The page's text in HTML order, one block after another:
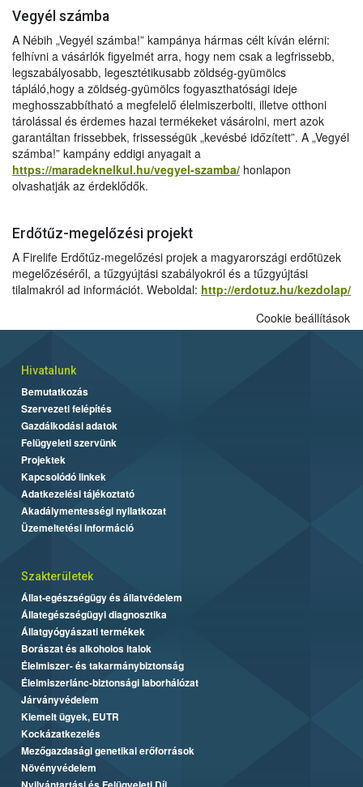
Vegyél számba
A Nébih „Vegyél számba!” kampánya hármas célt kíván elérni:
felhívni a vásárlók figyelmét arra, hogy nem csak a legfrissebb,
legszabályosabb, legesztétikusabb zöldség-gyümölcs
tápláló,hogy a zöldség-gyümölcs fogyaszthatósági ideje
meghosszabbítható a megfelelő élelmiszerbolti, illetve otthoni
tárolással és érdemes hazai termékeket vásárolni, mert azok
garantáltan frissebbek, frissességük „kevésbé időzített”. A „Vegyél
számba!” kampány eddigi anyagait a
https://maradeknelkul.hu/vegyel-szamba/ honlapon
olvashatják az érdeklődők.
Erdőtűz-megelőzési projekt
A Firelife Erdőtűz-megelőzési projek a magyarországi erdőtüzek
megelőzéséről, a tűzgyújtási szabályokról és a tűzgyújtási
tilalmakról ad információt. Weboldal: http://erdotuz.hu/kezdolap/
Cookie beállítások
Hivatalunk
Bemutatkozás
Szervezeti felépítés
Gazdálkodási adatok
Felügyeleti szervünk
Projektek
Kapcsolódó linkek
Adatkezelési tájékoztató
Akadálymentességi nyilatkozat
Üzemeltetési információ
Szakterületek
Állat-egészségügy és állatvédelem
Állategészségügyi diagnosztika
Állatgyógyászati termékek
Borászat és alkoholos italok
Élelmiszer- és takarmánybiztonság
Élelmiszerlánc-biztonsági laborhálózat
Járványvédelem
Kiemelt ügyek, EUTR
Kockázatkezelés
Mezőgazdasági genetikai erőforrások
Növényvédelem